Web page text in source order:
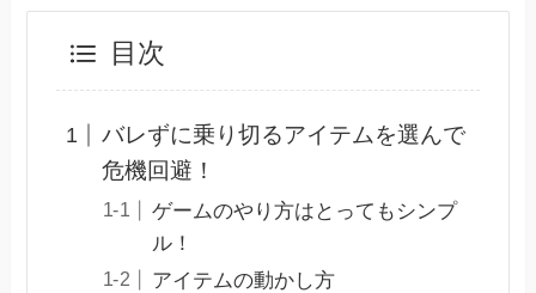
目次
バレずに乗り切るアイテムを選んで
危機回避！
ゲームのやり方はとってもシンプ
ル！
アイテムの動かし方